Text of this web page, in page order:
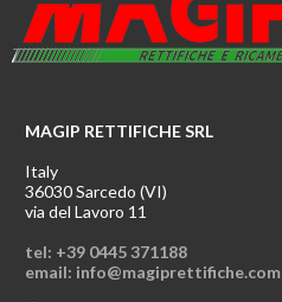
MAGIP RETTIFICHE SRL
Italy
36030 Sarcedo (VI)
via del Lavoro 11
tel: +39 0445 371188
email: info@magiprettifiche.com